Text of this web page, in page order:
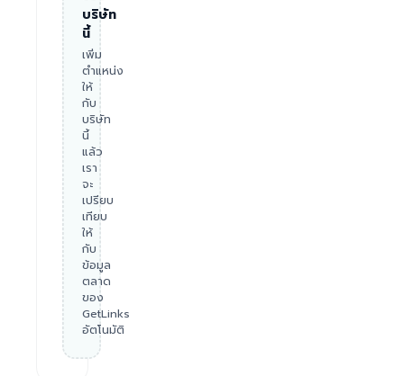
บริษัท
นี้
เพิ่ม
ตำแหน่ง
ให้
กับ
บริษัท
นี้
แล้ว
เรา
จะ
เปรียบ
เทียบ
ให้
กับ
ข้อมูล
ตลาด
ของ
GetLinks
อัตโนมัติ